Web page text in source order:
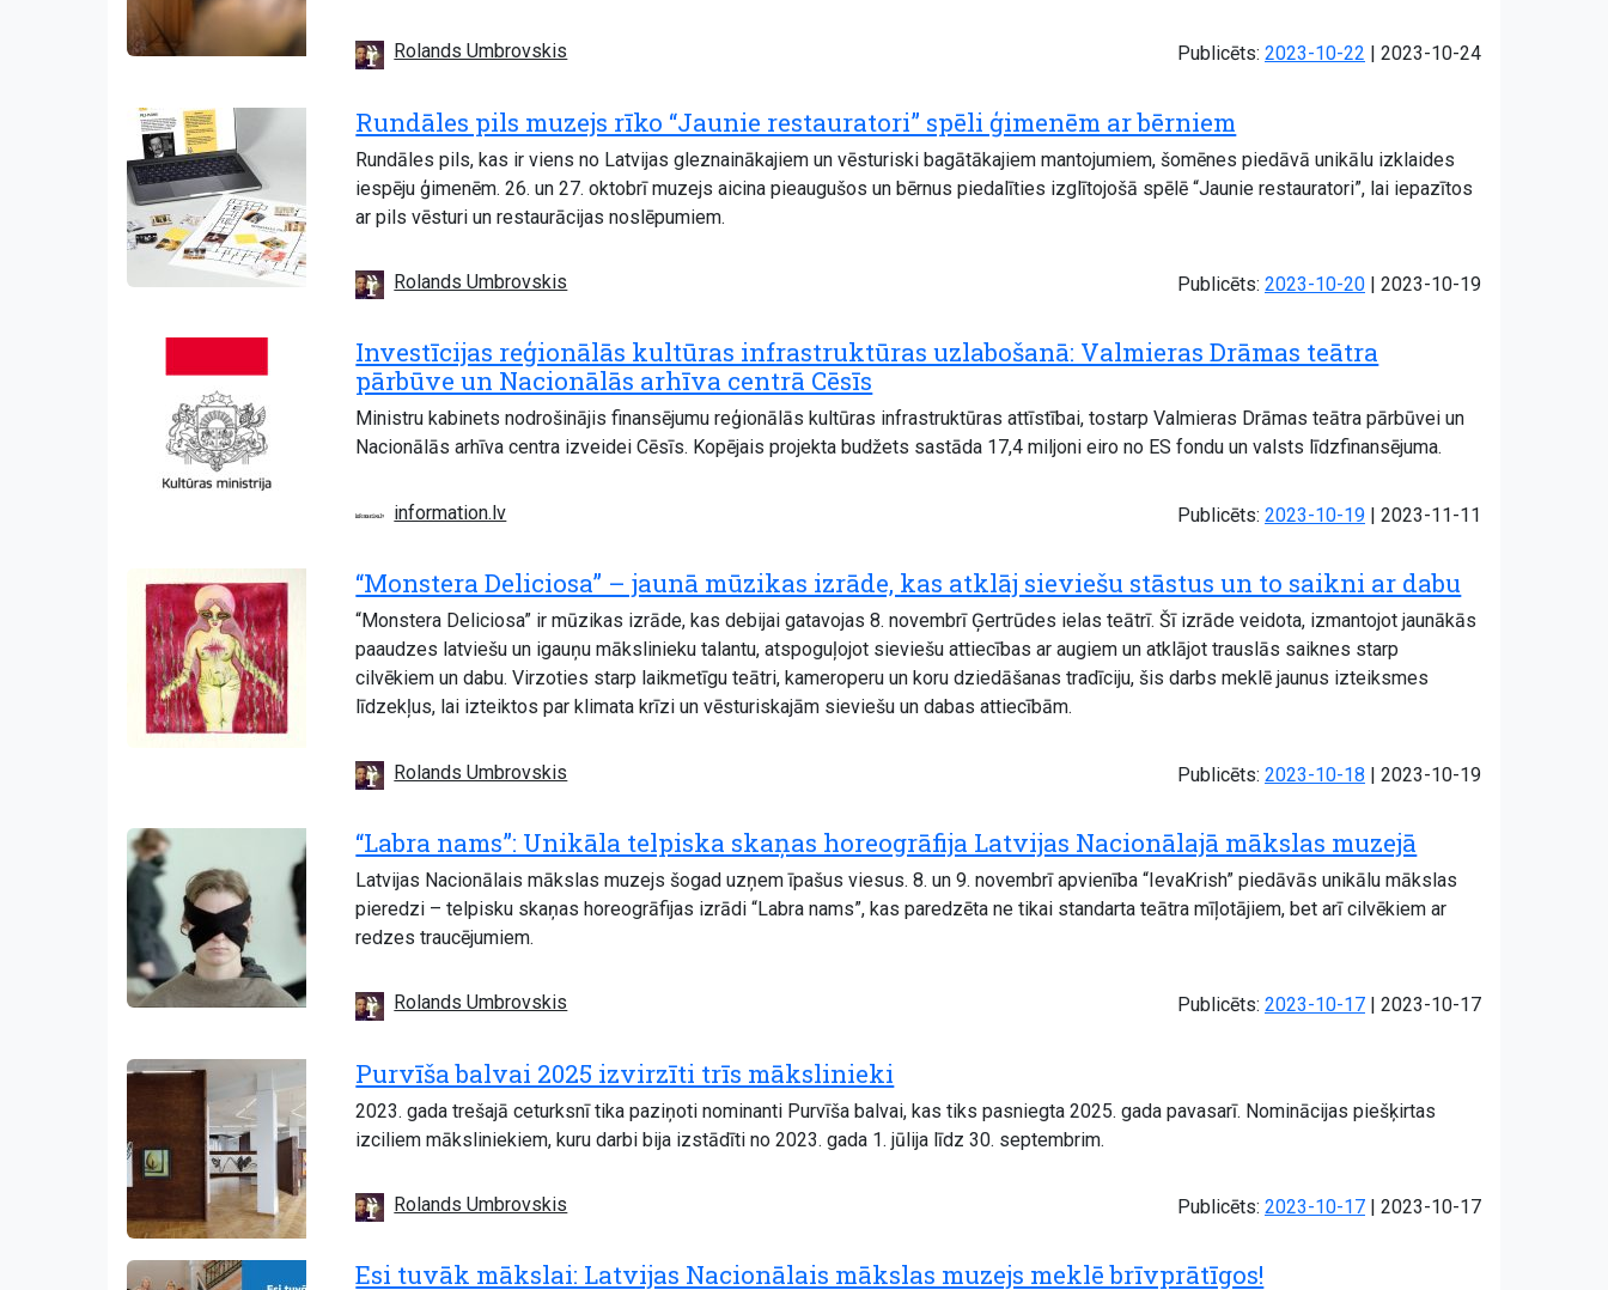
Rolands Umbrovskis Publicēts: 2023-10-22 Atjaunots:
2023-10-24
Rundāles pils muzejs rīko “Jaunie restauratori” spēli ģimenēm ar bērniem
Rundāles pils, kas ir viens no Latvijas gleznainākajiem un vēsturiski bagātākajiem mantojumiem, šomēnes piedāvā unikālu izklaides
iespēju ģimenēm. 26. un 27. oktobrī muzejs aicina pieaugušos un bērnus piedalīties izglītojošā spēlē “Jaunie restauratori”, lai iepazītos
ar pils vēsturi un restaurācijas noslēpumiem.
Rolands Umbrovskis Publicēts: 2023-10-20 | Atjaunots:
2023-10-19
Investīcijas reģionālās kultūras infrastruktūras uzlabošanā: Valmieras Drāmas teātra
pārbūve un Nacionālās arhīva centrā Cēsīs
Ministru kabinets nodrošinājis finansējumu reģionālās kultūras infrastruktūras attīstībai, tostarp Valmieras Drāmas teātra pārbūvei un
Nacionālās arhīva centra izveidei Cēsīs. Kopējais projekta budžets sastāda 17,4 miljoni eiro no ES fondu un valsts līdzfinansējuma.
information.lv Publicēts: 2023-10-19 | Atjaunots:
2023-11-11
“Monstera Deliciosa” – jaunā mūzikas izrāde, kas atklāj sieviešu stāstus un to saikni ar dabu
“Monstera Deliciosa” ir mūzikas izrāde, kas debijai gatavojas 8. novembrī Ģertrūdes ielas teātrī. Šī izrāde veidota, izmantojot jaunākās
paaudzes latviešu un igauņu mākslinieku talantu, atspoguļojot sieviešu attiecības ar augiem un atklājot trauslās saiknes starp
cilvēkiem un dabu. Virzoties starp laikmetīgu teātri, kameroperu un koru dziedāšanas tradīciju, šis darbs meklē jaunus izteiksmes
līdzekļus, lai izteiktos par klimata krīzi un vēsturiskajām sieviešu un dabas attiecībām.
Rolands Umbrovskis Publicēts: 2023-10-18 | Atjaunots:
2023-10-19
“Labra nams”: Unikāla telpiska skaņas horeogrāfija Latvijas Nacionālajā mākslas muzejā
Latvijas Nacionālais mākslas muzejs šogad uzņem īpašus viesus. 8. un 9. novembrī apvienība “IevaKrish” piedāvās unikālu mākslas
pieredzi – telpisku skaņas horeogrāfijas izrādi “Labra nams”, kas paredzēta ne tikai standarta teātra mīļotājiem, bet arī cilvēkiem ar
redzes traucējumiem.
Rolands Umbrovskis Publicēts: 2023-10-17 Atjaunots:
2023-10-17
Purvīša balvai 2025 izvirzīti trīs mākslinieki
2023. gada trešajā ceturksnī tika paziņoti nominanti Purvīša balvai, kas tiks pasniegta 2025. gada pavasarī. Nominācijas piešķirtas
izciliem māksliniekiem, kuru darbi bija izstādīti no 2023. gada 1. jūlija līdz 30. septembrim.
Rolands Umbrovskis Publicēts: 2023-10-17 | Atjaunots:
2023-10-17
Esi tuvāk mākslai: Latvijas Nacionālais mākslas muzejs meklē brīvprātīgos!